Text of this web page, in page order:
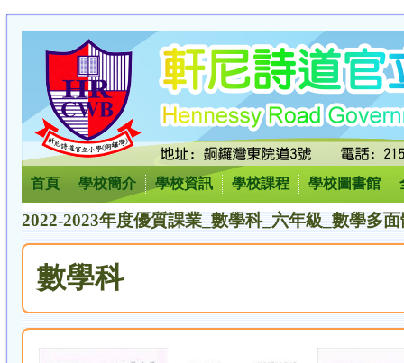
首頁 學校簡介 學校資訊 學校課程 學校圖書館
2022-2023年度優質課業_數學科_六年級_數學多面
數學科